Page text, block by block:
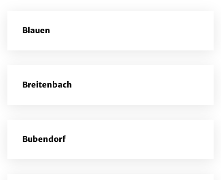
Blauen
Breitenbach
Bubendorf